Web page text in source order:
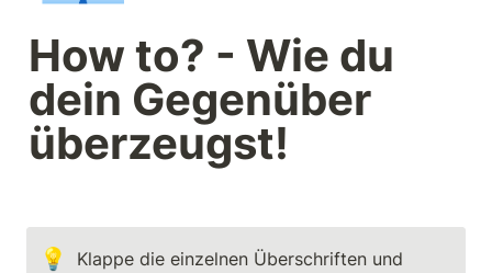
How to? - Wie du
dein Gegenüber
überzeugst!
💡
Klappe die einzelnen Überschriften und